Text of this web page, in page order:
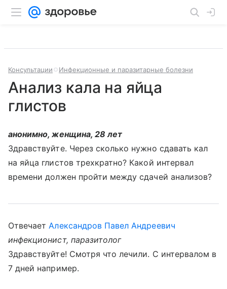
Консультации Инфекционные и паразитарные болезни
Анализ кала на яйца
глистов
анонимно, женщина, 28 лет
Здравствуйте. Через сколько нужно сдавать кал
на яйца глистов трехкратно? Какой интервал
времени должен пройти между сдачей анализов?
ОтвечаетАлександров Павел Андреевич
инфекционист, паразитолог
Здравствуйте! Смотря что лечили. С интервалом в
7 дней например.